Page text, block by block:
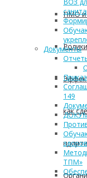
ПМО и
как
Документы
149
ТПМ»